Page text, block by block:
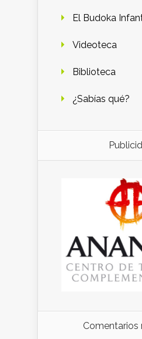
El Budoka
Videoteca
Biblioteca
¿Sabías qué?
Comentarios